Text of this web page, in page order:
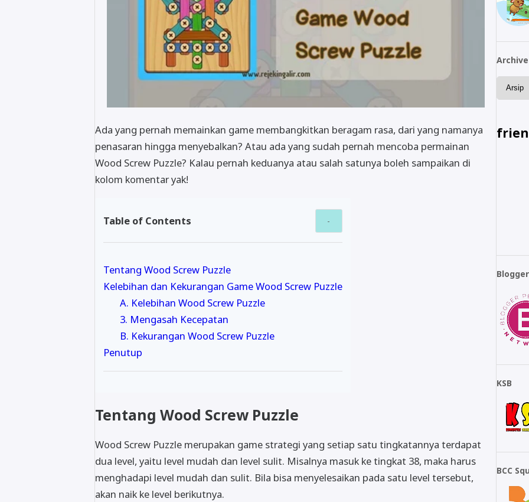
Ada yang pernah memainkan game membangkitkan beragam rasa, dari yang namanya
penasaran hingga menyebalkan? Atau ada yang sudah pernah mencoba permainan
Wood Screw Puzzle? Kalau pernah keduanya atau salah satunya boleh sampaikan di
kolom komentar yak!
Table of Contents
Tentang Wood Screw Puzzle
Kelebihan dan Kekurangan Game Wood Screw Puzzle
A. Kelebihan Wood Screw Puzzle
3. Mengasah Kecepatan
B. Kekurangan Wood Screw Puzzle
Penutup
Tentang Wood Screw Puzzle
Wood Screw Puzzle merupakan game strategi yang setiap satu tingkatannya terdapat
dua level, yaitu level mudah dan level sulit. Misalnya masuk ke tingkat 38, maka harus
menghadapi level mudah dan sulit. Bila bisa menyelesaikan pada satu level tersebut,
akan naik ke level berikutnya.
Archive
KSB
BCC